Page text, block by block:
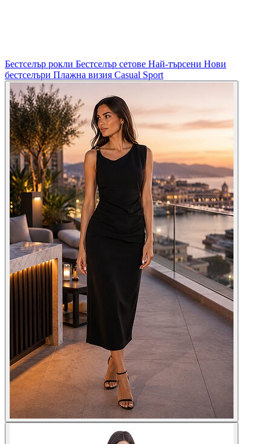
Бестселър рокли Бестселър сетове Най-търсени Нови
бестселъри Плажна визия Casual Sport